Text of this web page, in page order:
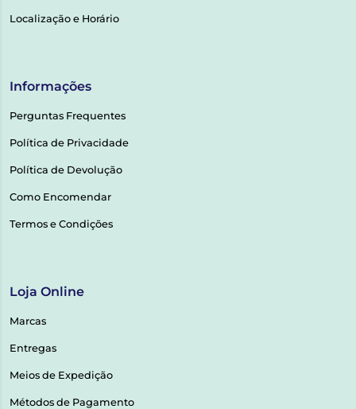
Localização e Horário
Informações
Perguntas Frequentes
Política de Privacidade
Política de Devolução
Como Encomendar
Termos e Condições
Loja Online
Marcas
Entregas
Meios de Expedição
Métodos de Pagamento